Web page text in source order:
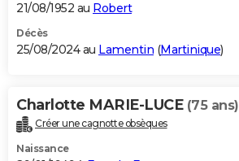
21/08/1952 au Robert
Décès
25/08/2024 au Lamentin (Martinique)
Charlotte MARIE-LUCE (75 ans)
Créer une cagnotte obsèques
Naissance